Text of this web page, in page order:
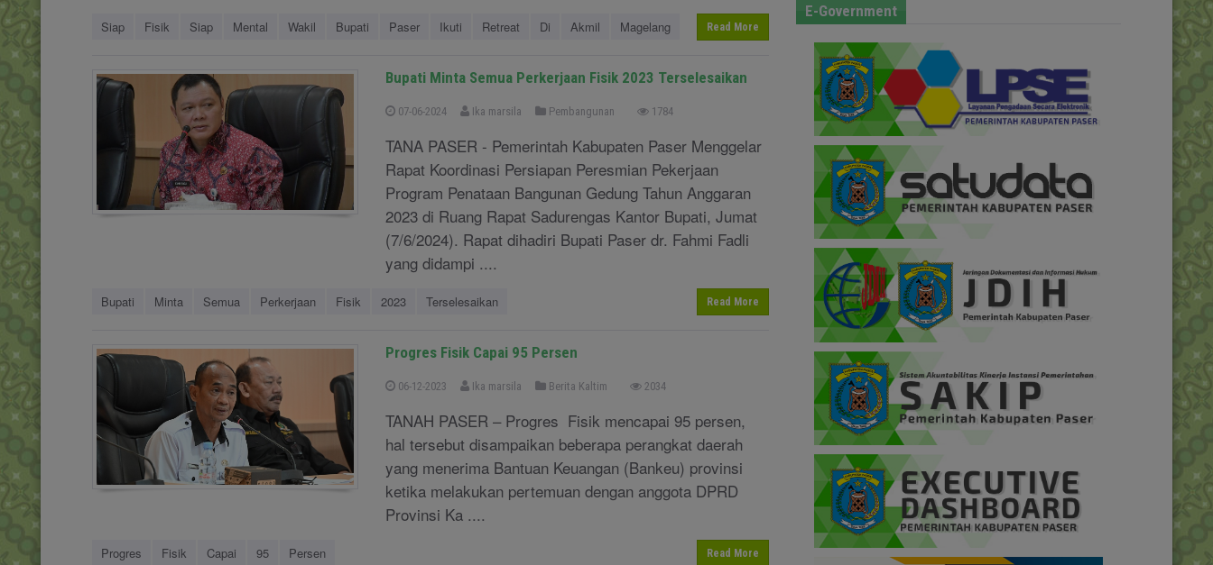
Siap Fisik Siap Mental Wakil Bupati Paser Ikuti Retreat Di Akmil Magelang Read More
Bupati Minta Semua Perkerjaan Fisik 2023 Terselesaikan
07-06-2024 Ika marsila Pembangunan 1784
TANA PASER - Pemerintah Kabupaten Paser Menggelar
Rapat Koordinasi Persiapan Peresmian Pekerjaan
Program Penataan Bangunan Gedung Tahun Anggaran
2023 di Ruang Rapat Sadurengas Kantor Bupati, Jumat
(7/6/2024). Rapat dihadiri Bupati Paser dr. Fahmi Fadli
yang didampi ....
Bupati Minta Semua Perkerjaan Fisik 2023 Terselesaikan Read More
Progres Fisik Capai 95 Persen
06-12-2023 Ika marsila Berita Kaltim 2034
TANAH PASER – Progres Fisik mencapai 95 persen,
hal tersebut disampaikan beberapa perangkat daerah
yang menerima Bantuan Keuangan (Bankeu) provinsi
ketika melakukan pertemuan dengan anggota DPRD
Provinsi Ka ....
Progres Fisik Capai 95 Persen Read More
E-Government